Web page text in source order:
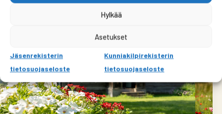
Hylkää
Asetukset
Jäsenrekisterin
tietosuojaseloste
Kunniakilpirekisterin
tietosuojaseloste